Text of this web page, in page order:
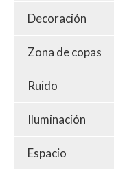
Decoración
Zona de copas
Ruido
Iluminación
Espacio